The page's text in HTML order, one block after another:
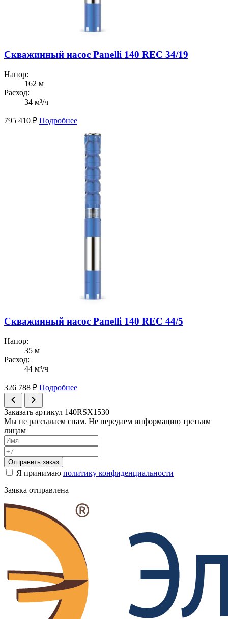
Скважинный насос Panelli 140 REC 34/19
Напор:
162 м
Расход:
34 м³/ч
795 410 ₽ Подробнее
Скважинный насос Panelli 140 REC 44/5
Напор:
35 м
Расход:
44 м³/ч
326 788 ₽ Подробнее
Заказать артикул 140RSX1530
Мы не рассылаем спам. Не передаем информацию третьим
лицам
Отправить заказ
Я принимаю политику конфиденциальности
Заявка отправлена